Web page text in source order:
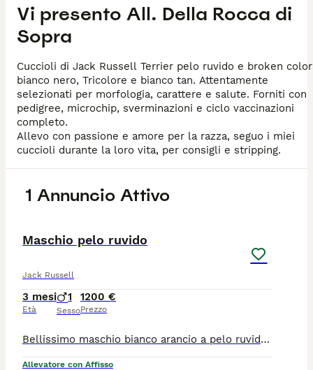
Vi presento All. Della Rocca di
Sopra
Cuccioli di Jack Russell Terrier pelo ruvido e broken
bianco nero, Tricolore e bianco tan. Attentamente
selezionati per morfologia, carattere e salute. Forniti con
pedigree, microchip, sverminazioni e ciclo vaccinazioni
completo.
Allevo con passione e amore per la razza, seguo i miei
cuccioli durante la loro vita, per consigli e stripping.
1 Annuncio Attivo
Maschio pelo ruvido
Jack Russell
3 mesi
Età
1
Sesso
1200 €
Prezzo
Bellissimo maschio bianco arancio a pelo ruvido, ha un carattere socievole e equilibrato, già bravissimo al guinzaglio e in casa!!! Nato e cresciuto in ambiente familiare. Allevo questa razza da oltre
Allevatore con Affisso